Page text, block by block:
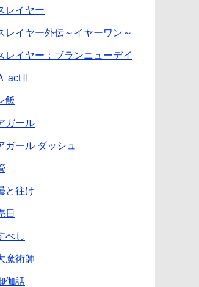
レイヤー
レイヤー外伝～イヤーワン～
レイヤー：ブランニューデイ
actⅡ
飯
ガール
ガール ダッシュ
と往け
日
べし
魔術師
伽話